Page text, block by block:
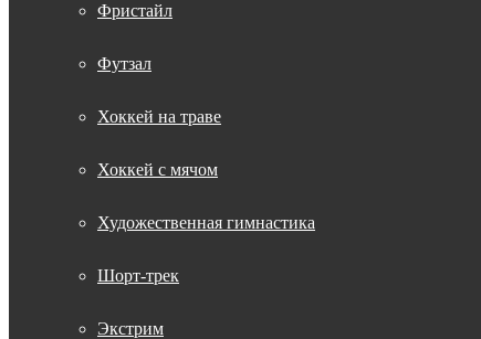
Фристайл
Футзал
Хоккей на траве
Хоккей с мячом
Художественная гимнастика
Шорт-трек
Экстрим